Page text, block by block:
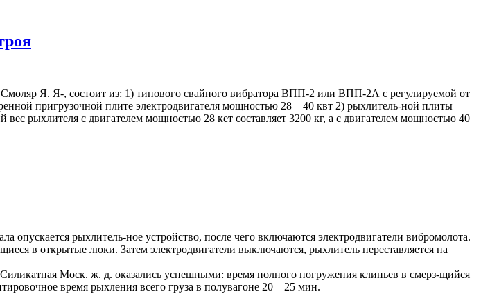
Я. Я-, состоит из: 1) типового свайного вибратора ВПП-2 или ВПП-2А с регулируемой от
пригрузочной плите электродвигателя мощностью 28—40 квт 2) рыхлитель-ной плиты
с двигателем мощностью 28 кет составляет 3200 кг, а с двигателем мощностью 40
опускается рыхлитель-ное устройство, после чего включаются электродвигатели вибромолота.
в открытые люки. Затем электродвигатели выключаются, рыхлитель переставляется на
Моск. ж. д. оказались успешными: время полного погружения клиньев в смерз-щийся
время рыхления всего груза в полувагоне 20—25 мин.